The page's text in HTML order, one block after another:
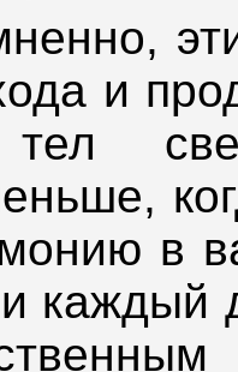
эти
и
в
каждый